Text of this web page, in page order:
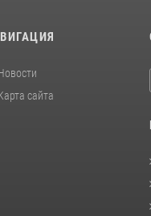
сайта